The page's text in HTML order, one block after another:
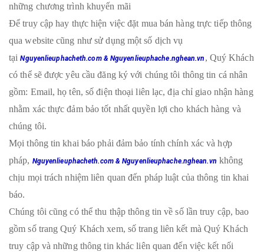
những chương trình khuyến mãi
Để truy cập hay thực hiện việc đặt mua bán hàng trực tiếp thông
qua website cũng như sử dụng một số dịch vụ
tạiNguyenlieuphacheth.com & Nguyenlieuphache.nghean.vn , Quý Khách
có thể sẽ được yêu cầu đăng ký với chúng tôi thông tin cá nhân
gồm: Email, họ tên, số điện thoại liên lạc, địa chỉ giao nhận hàng
nhằm xác thực đảm bảo tốt nhất quyền lợi cho khách hàng và
chúng tôi.
Mọi thông tin khai báo phải đảm bảo tính chính xác và hợp
pháp, Nguyenlieuphacheth.com & Nguyenlieuphache.nghean.vn không
chịu mọi trách nhiệm liên quan đến pháp luật của thông tin khai
báo.
Chúng tôi cũng có thể thu thập thông tin về số lần truy cập, bao
gồm số trang Quý Khách xem, số trang liên kết mà Quý Khách
truy cập và những thông tin khác liên quan đến việc kết nối